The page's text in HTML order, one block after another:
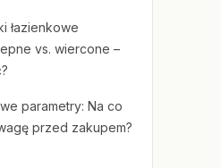
łazienkowe
vs. wiercone –
parametry: Na co
przed zakupem?